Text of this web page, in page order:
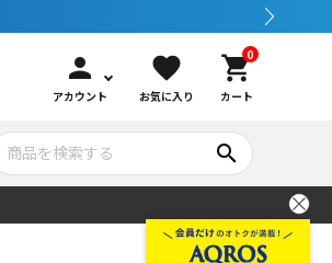
person
アカウント
favorite
お気に入り
0
shopping_cart
カート
search